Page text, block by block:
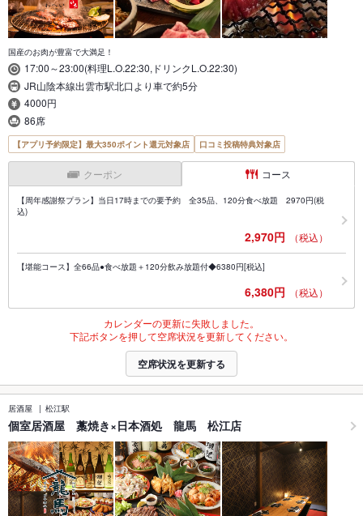
国産のお肉が豊富で大満足！
17:00～23:00(料理L.O.22:30,ドリンクL.O.22:30)
JR山陰本線出雲市駅北口より車で約5分
4000円
86席
【アプリ予約限定】最大350ポイント還元対象店 口コミ投稿特典対象店
クーポン コース
【周年感謝祭プラン】当日17時までの要予約 全35品、120分食べ放題 2970円(税
込)
2,970円 （税込）
【堪能コース】全66品●食べ放題＋120分飲み放題付◆6380円[税込]
6,380円 （税込）
カレンダーの更新に失敗しました。
下記ボタンを押して空席状況を更新してください。
空席状況を更新する
居酒屋 松江駅
個室居酒屋 藁焼き×日本酒処 龍馬 松江店